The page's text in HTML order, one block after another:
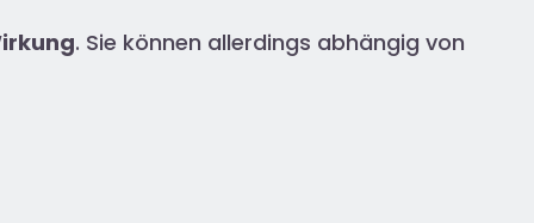
. Sie können allerdings abhängig von